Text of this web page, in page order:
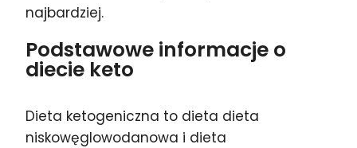
najbardziej.
Podstawowe informacje o
diecie keto
Dieta ketogeniczna to dieta dieta
niskowęglowodanowa i dieta